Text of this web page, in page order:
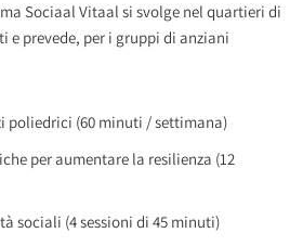
Sociaal Vitaal si svolge nel quartieri di
e prevede, per i gruppi di anziani
poliedrici (60 minuti / settimana)
per aumentare la resilienza (12
sociali (4 sessioni di 45 minuti)